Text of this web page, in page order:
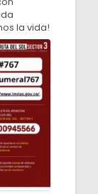
la vida!